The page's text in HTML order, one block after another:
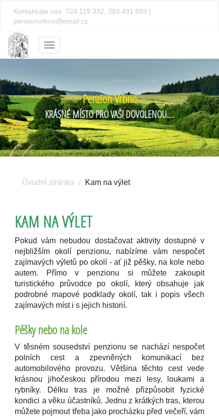
Kontaktujte nás: 724 119 332, 383 491 093 |
penzionvrbno@email.cz
Menu
Penzion Vrbno
KRÁSNÉ MÍSTO PRO VAŠI DOVOLENOU....
Úvodní stránka Kam na výlet
KAM NA VÝLET
Pokud vám nebudou dostačovat aktivity dostupné v
nejbližším okolí penzionu, nabízíme vám nespočet
zajímavých výletů po okolí - ať již pěšky, na kole nebo
autem. Přímo v penzionu si můžete zakoupit
turistického průvodce po okolí, který obsahuje jak
podrobné mapové podklady okolí, tak i popis všech
zajímavých míst i s jejich historií.
Pěšky nebo na kole
V těsném sousedství penzionu se nachází nespočet
polních cest a zpevněných komunikací bez
automobilového provozu. Většina těchto cest vede
krásnou jihočeskou přírodou mezi lesy, loukami a
rybníky. Délku tras je možné přizpůsobit fyzické
kondici a věku účastníků. Jednu z krátkých tras, kterou
můžete pojmout třeba jako procházku před večeří, vám